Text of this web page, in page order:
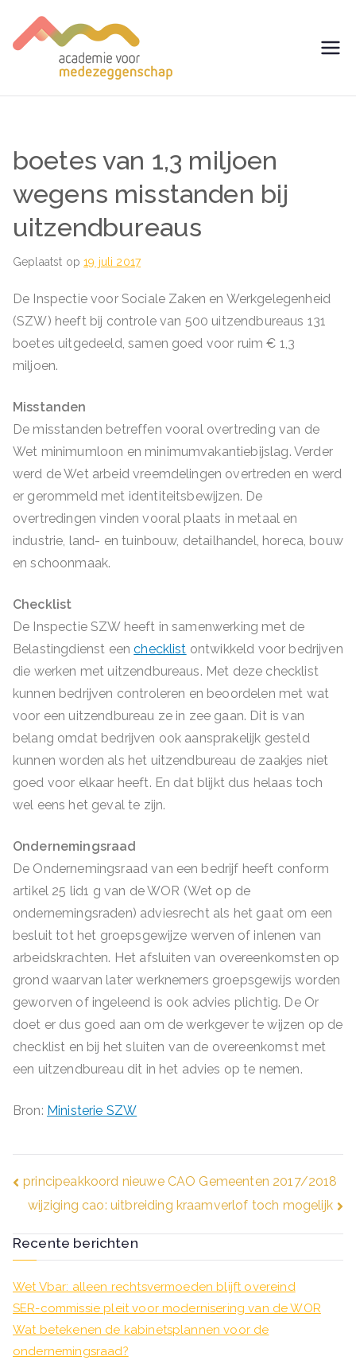
naar
de
voor
Medezegg
enschap
boetes van 1,3 miljoen
wegens misstanden bij
uitzendbureaus
Geplaatst op19 juli 2017
De Inspectie voor Sociale Zaken en Werkgelegenheid
(SZW) heeft bij controle van 500 uitzendbureaus 131
boetes uitgedeeld, samen goed voor ruim € 1,3
miljoen.
Misstanden
De misstanden betreffen vooral overtreding van de
Wet minimumloon en minimumvakantiebijslag. Verder
werd de Wet arbeid vreemdelingen overtreden en werd
er gerommeld met identiteitsbewijzen. De
overtredingen vinden vooral plaats in metaal en
industrie, land- en tuinbouw, detailhandel, horeca, bouw
en schoonmaak.
Checklist
De Inspectie SZW heeft in samenwerking met de
Belastingdienst eenchecklist ontwikkeld voor bedrijven
die werken met uitzendbureaus. Met deze checklist
kunnen bedrijven controleren en beoordelen met wat
voor een uitzendbureau ze in zee gaan. Dit is van
belang omdat bedrijven ook aansprakelijk gesteld
kunnen worden als het uitzendbureau de zaakjes niet
goed voor elkaar heeft. En dat blijkt dus helaas toch
wel eens het geval te zijn.
Ondernemingsraad
De Ondernemingsraad van een bedrijf heeft conform
artikel 25 lid1 g van de WOR (Wet op de
ondernemingsraden) adviesrecht als het gaat om een
besluit tot het groepsgewijze werven of inlenen van
arbeidskrachten. Het afsluiten van overeenkomsten op
grond waarvan later werknemers groepsgewijs worden
geworven of ingeleend is ook advies plichtig. De Or
doet er dus goed aan om de werkgever te wijzen op de
checklist en bij het sluiten van de overeenkomst met
een uitzendbureau dit in het advies op te nemen.
Bron: Ministerie SZW
Bericht
navigatie
principeakkoord nieuwe CAO Gemeenten 2017/2018
wijziging cao: uitbreiding kraamverlof toch mogelijk
Recente berichten
Wet Vbar: alleen rechtsvermoeden blijft overeind
SER-commissie pleit voor modernisering van de WOR
Wat betekenen de kabinetsplannen voor de
ondernemingsraad?